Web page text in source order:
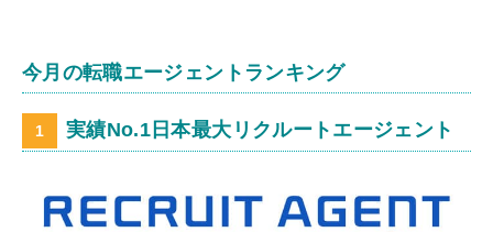
今月の転職エージェントランキング
実績No.1日本最大リクルートエージェント